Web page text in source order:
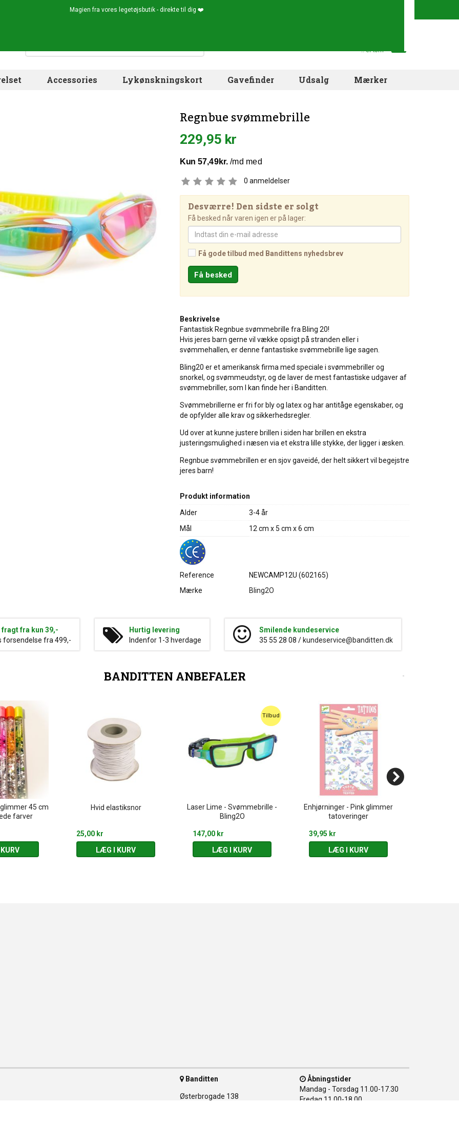
Magien fra vores legetøjsbutik - direkte til dig ❤️
.. er tom
Accessories Lykønskningskort Gavefinder Udsalg Mærker
Regnbue svømmebrille
229,95 kr
0 anmeldelser
Desværre! Den sidste er solgt
Få besked når varen igen er på lager:
Få gode tilbud med Bandittens nyhedsbrev
Beskrivelse
Fantastisk Regnbue svømmebrille fra Bling 20!
Hvis jeres barn gerne vil vække opsigt på stranden eller i
svømmehallen, er denne fantastiske svømmebrille lige sagen.
Bling20 er et amerikansk firma med speciale i svømmebriller og
snorkel, og svømmeudstyr, og de laver de mest fantastiske udgaver af
svømmebriller, som I kan finde her i Banditten.
Svømmebrillerne er fri for bly og latex og har antitåge egenskaber, og
de opfylder alle krav og sikkerhedsregler.
Ud over at kunne justere brillen i siden har brillen en ekstra
justeringsmulighed i næsen via et ekstra lille stykke, der ligger i æsken.
Regnbue svømmebrillen er en sjov gaveidé, der helt sikkert vil begejstre
jeres barn!
Produkt information
Alder
3-4 år
Mål
12 cm x 5 cm x 6 cm
Reference
NEWCAMP12U (602165)
Mærke
Bling2O
fragt fra kun 39,-
forsendelse fra 499,-
Hurtig levering
Indenfor 1-3 hverdage
Smilende kundeservice
35 55 28 08 / kundeservice@banditten.dk
BANDITTEN ANBEFALER
45 cm
farver
Hvid elastiksnor
25,00 kr
LÆG I KURV
Tilbud
Laser Lime - Svømmebrille -
Bling2O
147,00 kr
LÆG I KURV
Enhjørninger - Pink glimmer
tatoveringer
39,95 kr
LÆG I KURV
Banditten
Østerbrogade 138
Åbningstider
Mandag - Torsdag 11.00-17.30
Fredag 11.00-18.00